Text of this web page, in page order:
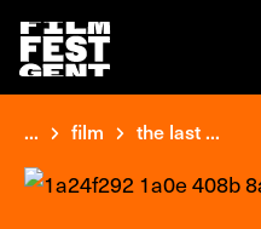
... film the last ...